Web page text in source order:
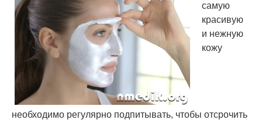
самую
красивую
и нежную
кожу
необходимо регулярно подпитывать, чтобы отсрочить